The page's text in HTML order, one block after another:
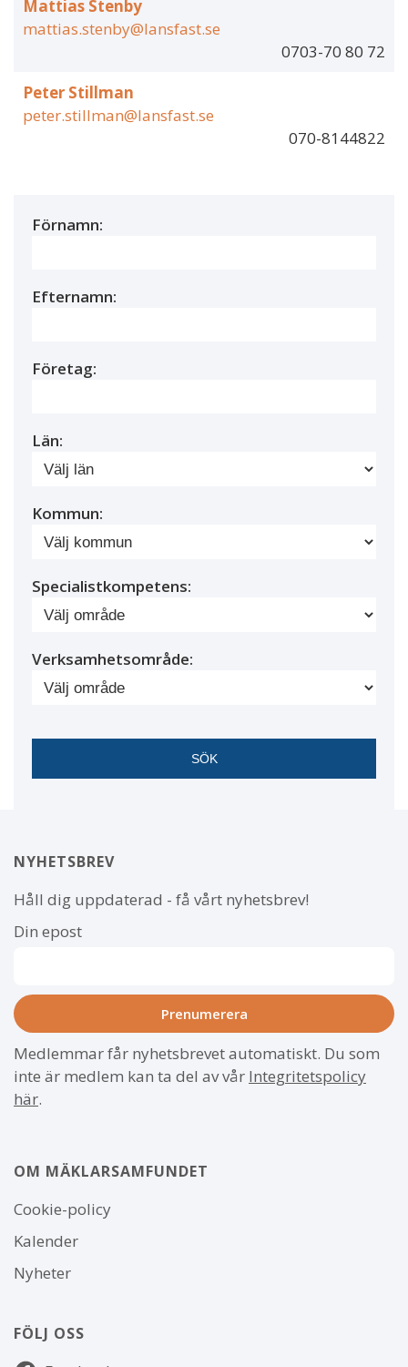
Mattias Stenby
mattias.stenby@lansfast.se
0703-70 80 72
Peter Stillman
peter.stillman@lansfast.se
070-8144822
Förnamn:
Efternamn:
Företag:
Län:
Kommun:
Specialistkompetens:
Verksamhetsområde:
NYHETSBREV
Håll dig uppdaterad - få vårt nyhetsbrev!
Din epost
Medlemmar får nyhetsbrevet automatiskt. Du som
inte är medlem kan ta del av vår Integritetspolicy
här.
OM MÄKLARSAMFUNDET
Om
webbplatsen
Cookie-policy
Kalender
Nyheter
FÖLJ OSS